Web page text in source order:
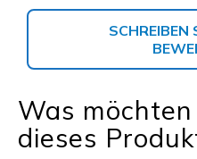
SCHREIBEN
Was
dieses